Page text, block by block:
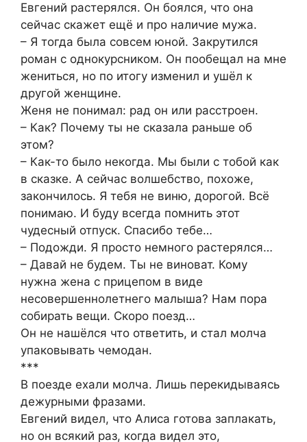
Евгений растерялся. Он боялся, что она
сейчас скажет ещё и про наличие мужа.
– Я тогда была совсем юной. Закрутился
роман с однокурсником. Он пообещал на мне
жениться, но по итогу изменил и ушёл к
другой женщине.
Женя не понимал: рад он или расстроен.
– Как? Почему ты не сказала раньше об
этом?
– Как-то было некогда. Мы были с тобой как
в сказке. А сейчас волшебство, похоже,
закончилось. Я тебя не виню, дорогой. Всё
понимаю. И буду всегда помнить этот
чудесный отпуск. Спасибо тебе…
– Подожди. Я просто немного растерялся…
– Давай не будем. Ты не виноват. Кому
нужна жена с прицепом в виде
несовершеннолетнего малыша? Нам пора
собирать вещи. Скоро поезд…
Он не нашёлся что ответить, и стал молча
упаковывать чемодан.
***
В поезде ехали молча. Лишь перекидываясь
дежурными фразами.
Евгений видел, что Алиса готова заплакать,
но он всякий раз, когда видел это,